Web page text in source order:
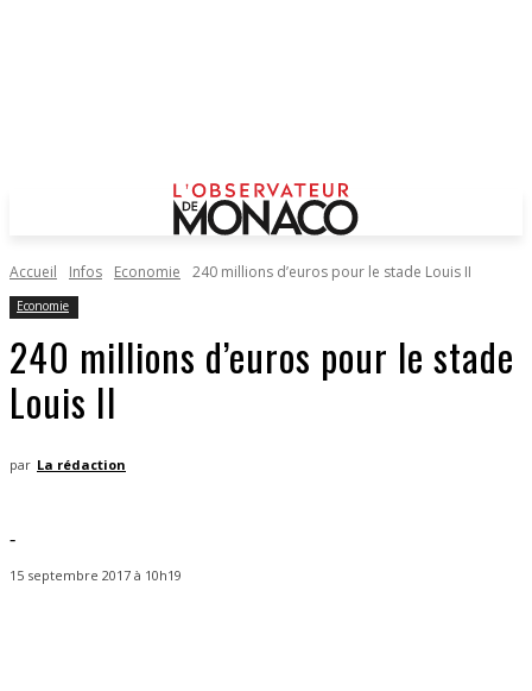
Accueil Infos Economie 240 millions d’euros pour le stade Louis II
Economie
240 millions d’euros pour le stade
Louis II
par La rédaction
-
15 septembre 2017 à 10h19